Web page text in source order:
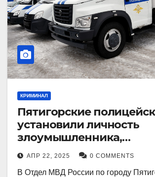
КРИМИНАЛ
Пятигорские
установили личность
злоумышленника,
причинившего телесные
повреждения местному
АПР 22, 2025 0 COMMENTS
В Отдел МВД России по городу